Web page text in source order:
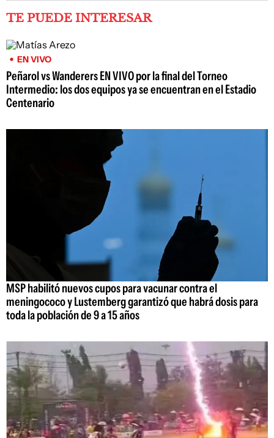
TE PUEDE INTERESAR
EN VIVO
Peñarol vs Wanderers EN VIVO por la final del Torneo
Intermedio: los dos equipos ya se encuentran en el Estadio
Centenario
MSP habilitó nuevos cupos para vacunar contra el
meningococo y Lustemberg garantizó que habrá dosis para
toda la población de 9 a 15 años